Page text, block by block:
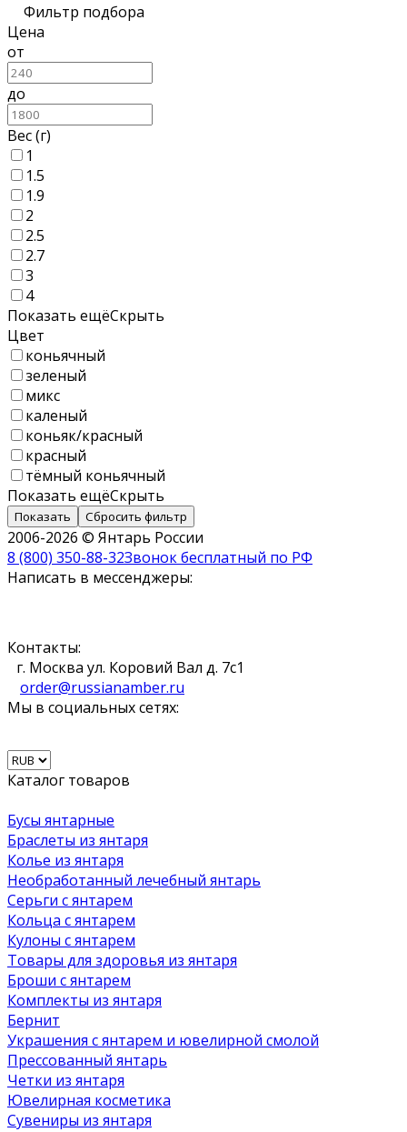
Фильтр подбора
Цена
от
до
Вес (г)
1
1.5
1.9
2
2.5
2.7
3
4
Показать ещёСкрыть
Цвет
коньячный
зеленый
микс
каленый
коньяк/красный
красный
тёмный коньячный
Показать ещёСкрыть
Показать Сбросить фильтр
2006-2026 © Янтарь России
8 (800) 350-88-32Звонок бесплатный по РФ
Написать в мессенджеры:
Контакты:
г. Москва ул. Коровий Вал д. 7с1
order@russianamber.ru
Мы в социальных сетях:
Каталог товаров
Бусы янтарные
Браслеты из янтаря
Колье из янтаря
Необработанный лечебный янтарь
Серьги с янтарем
Кольца с янтарем
Кулоны с янтарем
Товары для здоровья из янтаря
Броши с янтарем
Комплекты из янтаря
Бернит
Украшения с янтарем и ювелирной смолой
Прессованный янтарь
Четки из янтаря
Ювелирная косметика
Сувениры из янтаря